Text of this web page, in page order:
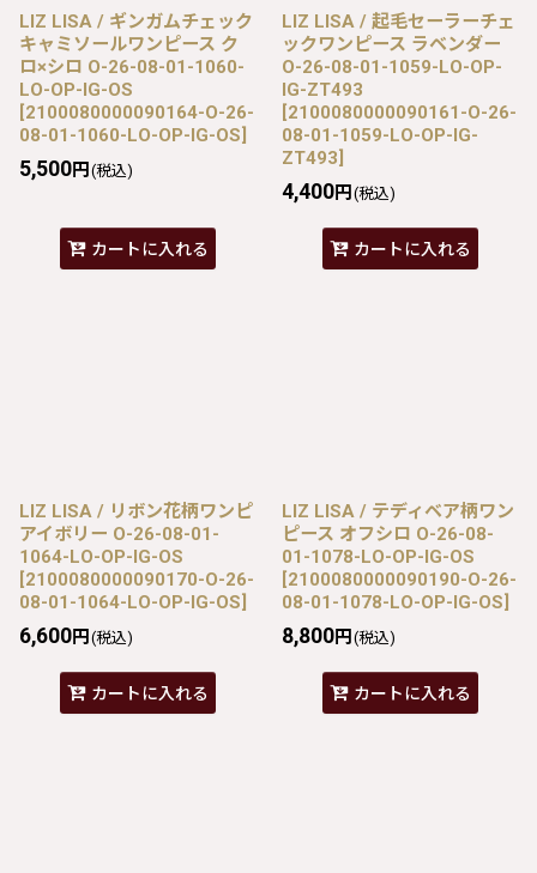
LIZ LISA / ギンガムチェック
キャミソールワンピース ク
ロ×シロ O-26-08-01-1060-
LO-OP-IG-OS
[2100080000090164-O-26-
08-01-1060-LO-OP-IG-OS]
5,500円 (税込)
カートに入れる
LIZ LISA / 起毛セーラーチェ
ックワンピース ラベンダー
O-26-08-01-1059-LO-OP-
IG-ZT493
[2100080000090161-O-26-
08-01-1059-LO-OP-IG-
ZT493]
4,400円 (税込)
カートに入れる
LIZ LISA / リボン花柄ワンピ
アイボリー O-26-08-01-
1064-LO-OP-IG-OS
[2100080000090170-O-26-
08-01-1064-LO-OP-IG-OS]
6,600円 (税込)
カートに入れる
LIZ LISA / テディベア柄ワン
ピース オフシロ O-26-08-
01-1078-LO-OP-IG-OS
[2100080000090190-O-26-
08-01-1078-LO-OP-IG-OS]
8,800円 (税込)
カートに入れる